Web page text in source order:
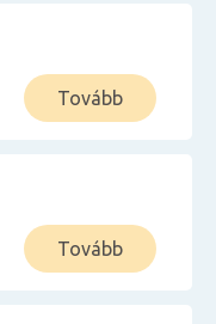
Tovább
Tovább